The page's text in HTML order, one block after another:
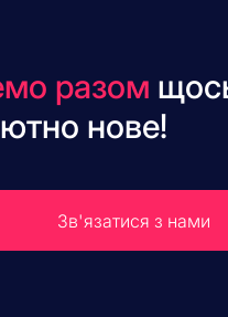
разом
нове!
Зв'язатися з нами